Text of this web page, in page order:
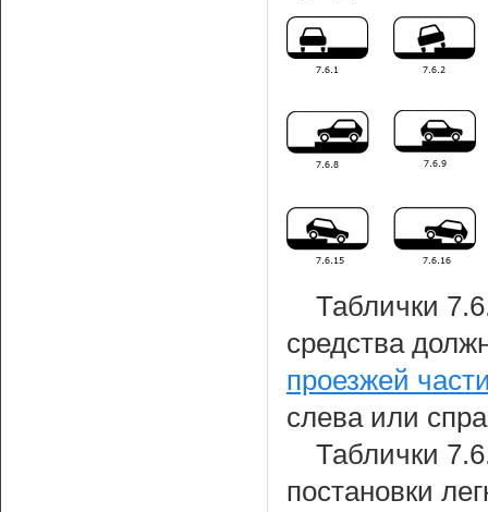
Таблички
средства
проезжей
слева или
Таблички
постановки